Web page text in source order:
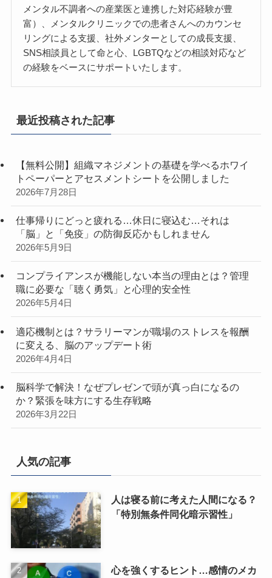
メンタル不調者への産業医と連携した対応経験が豊
富）、メンタルクリニックでの患者さんへのカウンセ
リングによる支援、社外メンターとしての成長支援、
SNS相談員として命と心、LGBTQなどの相談対応など
の経験をベースにサポートいたします。
最近投稿された記事
【無料公開】組織マネジメントの基礎を学べるホワイ
トペーパーとアセスメントシートを公開しました
2026年7月28日
仕事帰りにどっと疲れる…休日に寝込む…それは
「脳」と「免疫」の防御反応かもしれません
2026年5月9日
コンプライアンスが機能しない本当の理由とは？管理
職に必要な「聴く勇気」と心理的安全性
2026年5月4日
適応機制とは？サラリーマンが職場のストレスを報酬
に変える、脳のアップデート術
2026年4月4日
脳科学で解決！なぜプレゼンで頭が真っ白になるの
か？緊張を味方にする生存戦略
2026年3月22日
人気の記事
人は寝る前に考えた人間になる？
「特別無条件同化暗示習性」
心を強くするヒント…感情のメカ